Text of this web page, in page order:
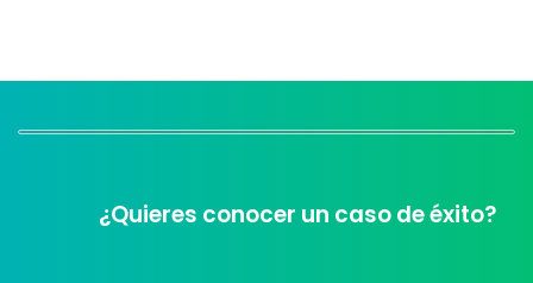
¿Quieres conocer un caso de éxito?